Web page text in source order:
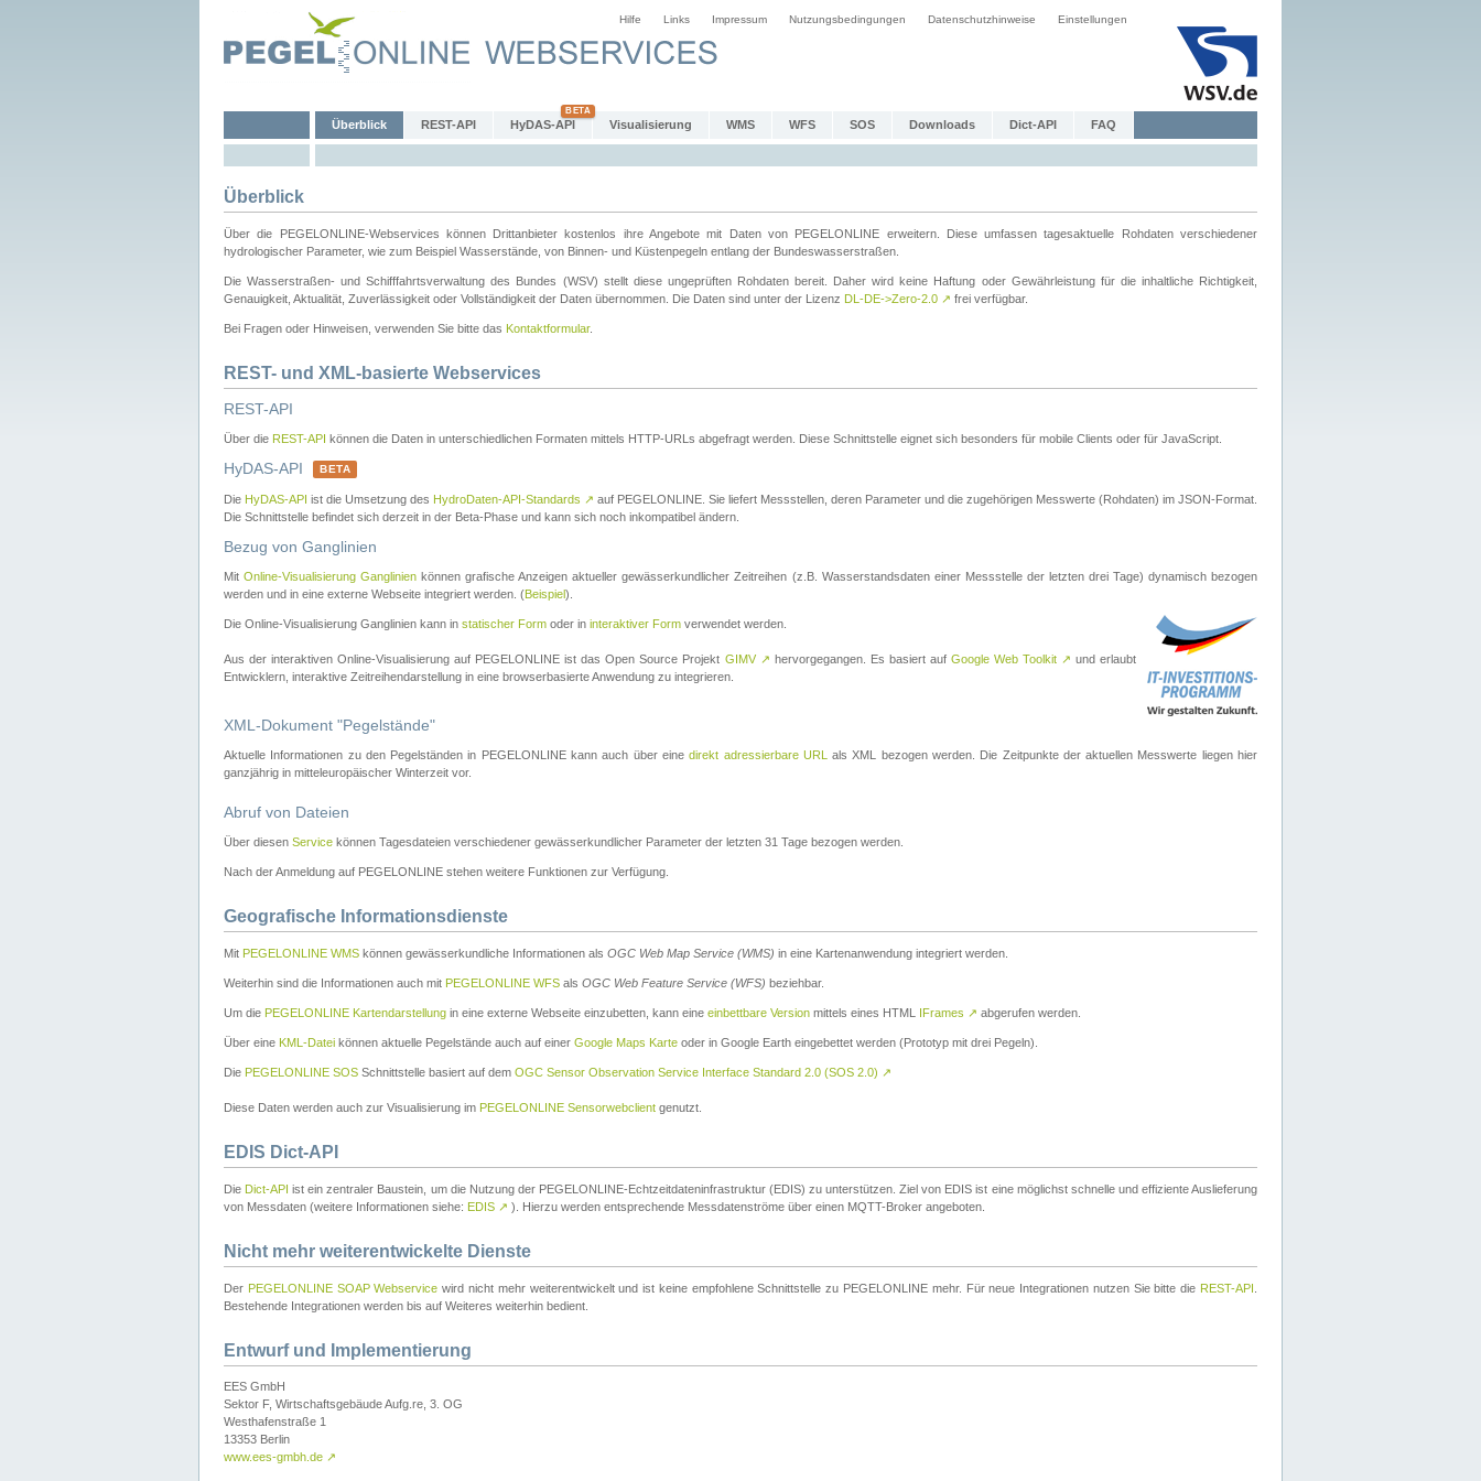
Hilfe Links Impressum Nutzungsbedingungen Datenschutzhinweise Einstellungen
Überblick REST-API HyDAS-API Visualisierung WMS WFS SOS Downloads Dict-API FAQ
Überblick
Über die PEGELONLINE-Webservices können Drittanbieter kostenlos ihre Angebote mit Daten von PEGELONLINE erweitern. Diese umfassen tagesaktuelle Rohdaten verschiedener
hydrologischer Parameter, wie zum Beispiel Wasserstände, von Binnen- und Küstenpegeln entlang der Bundeswasserstraßen.
Die Wasserstraßen- und Schifffahrtsverwaltung des Bundes (WSV) stellt diese ungeprüften Rohdaten bereit. Daher wird keine Haftung oder Gewährleistung für die inhaltliche Richtigkeit,
Genauigkeit, Aktualität, Zuverlässigkeit oder Vollständigkeit der Daten übernommen. Die Daten sind unter der Lizenz DL-DE->Zero-2.0 ↗ frei verfügbar.
Bei Fragen oder Hinweisen, verwenden Sie bitte das Kontaktformular.
REST- und XML-basierte Webservices
REST-API
Über die REST-API können die Daten in unterschiedlichen Formaten mittels HTTP-URLs abgefragt werden. Diese Schnittstelle eignet sich besonders für mobile Clients oder für JavaScript.
HyDAS-API BETA
Die HyDAS-API ist die Umsetzung des HydroDaten-API-Standards ↗ auf PEGELONLINE. Sie liefert Messstellen, deren Parameter und die zugehörigen Messwerte (Rohdaten) im JSON-Format.
Die Schnittstelle befindet sich derzeit in der Beta-Phase und kann sich noch inkompatibel ändern.
Bezug von Ganglinien
MitOnline-Visualisierung Ganglinien können grafische Anzeigen aktueller gewässerkundlicher Zeitreihen (z.B. Wasserstandsdaten einer Messstelle der letzten drei Tage) dynamisch bezogen
werden und in eine externe Webseite integriert werden. (Beispiel).
Die Online-Visualisierung Ganglinien kann in statischer Form oder in interaktiver Form verwendet werden.
Aus der interaktiven Online-Visualisierung auf PEGELONLINE ist das Open Source Projekt GIMV ↗ hervorgegangen. Es basiert auf Google Web Toolkit ↗ und erlaubt
Entwicklern, interaktive Zeitreihendarstellung in eine browserbasierte Anwendung zu integrieren.
XML-Dokument "Pegelstände"
Aktuelle Informationen zu den Pegelständen in PEGELONLINE kann auch über einedirekt adressierbare URL
als XML bezogen werden. Die Zeitpunkte der aktuellen Messwerte liegen hier
ganzjährig in mitteleuropäischer Winterzeit vor.
Abruf von Dateien
Über diesen Service können Tagesdateien verschiedener gewässerkundlicher Parameter der letzten 31 Tage bezogen werden.
Nach der Anmeldung auf PEGELONLINE stehen weitere Funktionen zur Verfügung.
Geografische Informationsdienste
Mit PEGELONLINE WMS können gewässerkundliche Informationen als OGC Web Map Service (WMS) in eine Kartenanwendung integriert werden.
Weiterhin sind die Informationen auch mit PEGELONLINE WFS als OGC Web Feature Service (WFS) beziehbar.
Um die PEGELONLINE Kartendarstellung in eine externe Webseite einzubetten, kann eine einbettbare Version mittels eines HTML IFrames ↗ abgerufen werden.
Über eine KML-Datei können aktuelle Pegelstände auch auf einer Google Maps Karte oder in Google Earth eingebettet werden (Prototyp mit drei Pegeln).
Die PEGELONLINE SOS Schnittstelle basiert auf dem OGC Sensor Observation Service Interface Standard 2.0 (SOS 2.0) ↗
Diese Daten werden auch zur Visualisierung im PEGELONLINE Sensorwebclient genutzt.
EDIS Dict-API
Die Dict-API ist ein zentraler Baustein, um die Nutzung der PEGELONLINE-Echtzeitdateninfrastruktur (EDIS) zu unterstützen. Ziel von EDIS ist eine möglichst schnelle und effiziente Auslieferung
von Messdaten (weitere Informationen siehe: EDIS ↗ ). Hierzu werden entsprechende Messdatenströme über einen MQTT-Broker angeboten.
Nicht mehr weiterentwickelte Dienste
Der PEGELONLINE SOAP Webservice wird nicht mehr weiterentwickelt und ist keine empfohlene Schnittstelle zu PEGELONLINE mehr. Für neue Integrationen nutzen Sie bitte die REST-API
Bestehende Integrationen werden bis auf Weiteres weiterhin bedient.
Entwurf und Implementierung
EES GmbH
Sektor F, Wirtschaftsgebäude Aufg.re, 3. OG
Westhafenstraße 1
13353 Berlin
www.ees-gmbh.de ↗